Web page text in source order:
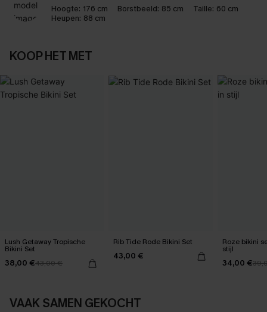
Hoogte: 176 cm Borstbeeld: 85 cm Taille: 60 cm
Heupen: 88 cm
KOOP HET MET
Lush Getaway Tropische
Bikini Set
38,00 €43,00 €
Rib Tide Rode Bikini Set
43,00 €
Roze bikini set
stijl
34,00 €
VAAK SAMEN GEKOCHT